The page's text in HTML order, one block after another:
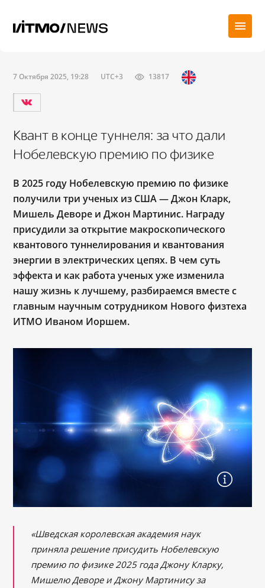
7 Октября 2025, 19:28 UTC+3 13817
Квант в конце туннеля: за что дали
Нобелевскую премию по физике
В 2025 году Нобелевскую премию по физике
получили три ученых из США — Джон Кларк,
Мишель Деворе и Джон Мартинис. Награду
присудили за открытие макроскопического
квантового туннелирования и квантования
энергии в электрических цепях. В чем суть
эффекта и как работа ученых уже изменила
нашу жизнь к лучшему, разбираемся вместе с
главным научным сотрудником Нового физтеха
ИТМО Иваном Иоршем.
«Шведская королевская академия наук
приняла решение присудить Нобелевскую
премию по физике 2025 года Джону Кларку,
Мишелю Деворе и Джону Мартинису за